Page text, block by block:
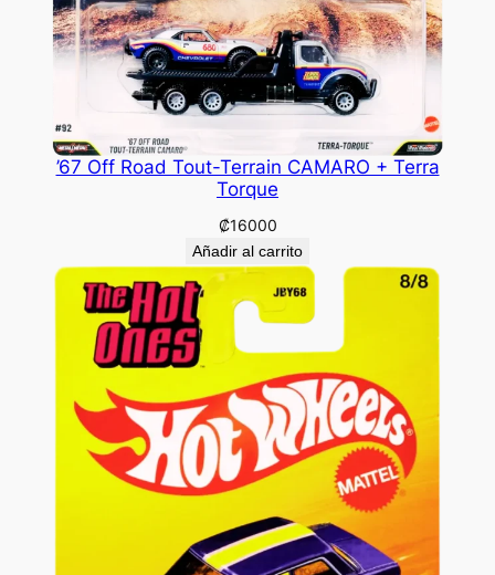
’67 Off Road Tout-Terrain CAMARO + Terra
Torque
₡16000
Añadir al carrito